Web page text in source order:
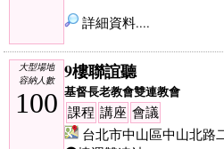
詳細資料....
大型場地
容納人數
100
9樓聯誼聽
基督長老教會雙連教會
課程 講座 會議
台北市中山區中山北路